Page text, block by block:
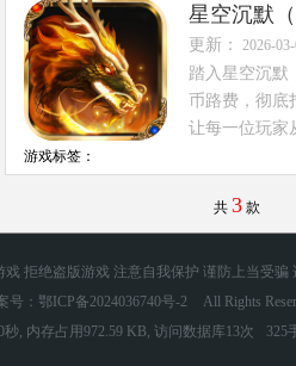
星空沉默
更新： 2026-
踏入星空沉默
币路费，彻底
让每一位玩家
游戏标签：
共 3款
拒绝盗版游戏 注意自我保护 谨防上当受
号：鄂ICP备2024036740号-2 All Rights
秒, 内存占用972.59 KB, 访问数据库13次
325